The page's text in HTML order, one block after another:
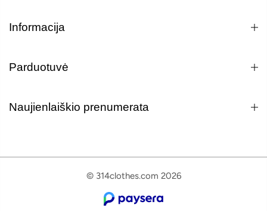
Informacija
Parduotuvė
Naujienlaiškio prenumerata
© 314clothes.com 2026